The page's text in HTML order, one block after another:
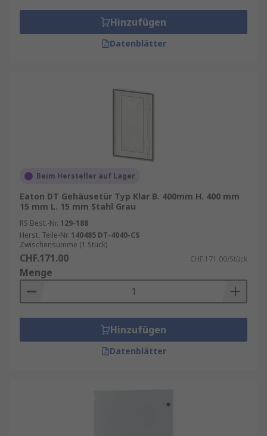
Hinzufügen
Datenblätter
Beim Hersteller auf Lager
Eaton DT Gehäusetür Typ Klar B. 400mm H. 400 mm
15 mm L. 15 mm Stahl Grau
RS Best.-Nr. 129-188
Herst. Teile-Nr. 140485 DT-4040-CS
Zwischensumme (1 Stück)
CHF.171.00 CHF.171.00/Stück
Menge
Hinzufügen
Datenblätter